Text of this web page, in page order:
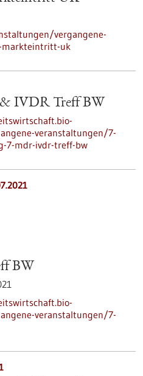
vergangene-
markteintritt-uk
IVDR Treff BW
veranstaltungen/7-
7-mdr-ivdr-treff-bw
BW
veranstaltungen/7-